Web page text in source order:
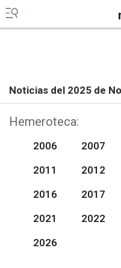
Noticias del 2025 de
Hemeroteca:
2006 2007
2011
2012
2016
2017
2021
2022
2026